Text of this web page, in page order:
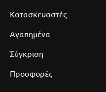
Κατασκευαστές
Αγαπημένα
Σύγκριση
Προσφορές